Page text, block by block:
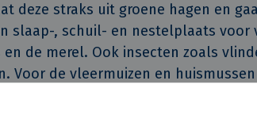
deze straks uit groene hagen en
slaap-, schuil- en nestelplaats voor
en de merel. Ook insecten zoals
Voor de vleermuizen en